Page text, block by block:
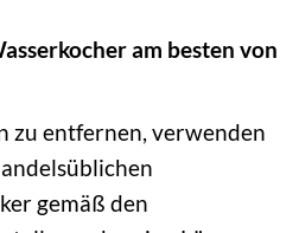
am besten von
zu entfernen, verwenden
gemäß den